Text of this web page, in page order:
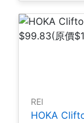
REI
HOKA